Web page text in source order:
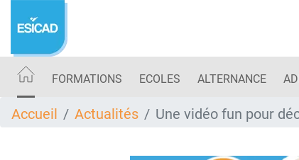
contenu
FORMATIONS ECOLES ALTERNANCE
Accueil Actualités Une vidéo fun pour